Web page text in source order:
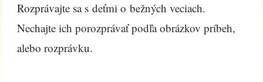
Rozprávajte sa s deťmi o bežných veciach.
Nechajte ich porozprávať podľa obrázkov príbeh,
alebo rozprávku.